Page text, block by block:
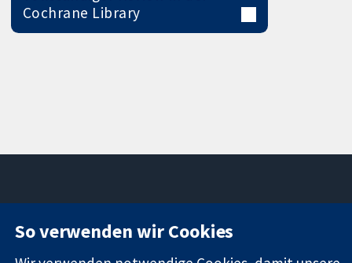
Cochrane Library
Zuverlässige
11-13 Cavendish
Square
London
Neuigkeiten
So verwenden wir Cookies